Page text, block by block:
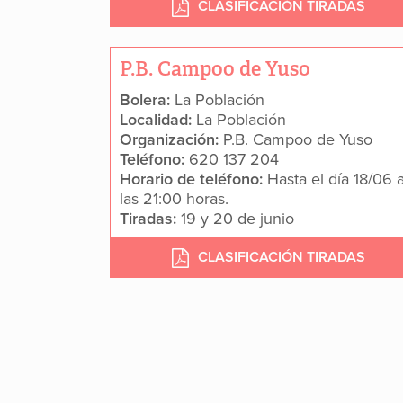
CLASIFICACIÓN TIRADAS
P.B. Campoo de Yuso
Bolera: La Población
Localidad: La Población
Organización: P.B. Campoo de Yuso
Teléfono: 620 137 204
Horario de teléfono: Hasta el día 18/06
las 21:00 horas.
Tiradas: 19 y 20 de junio
CLASIFICACIÓN TIRADAS